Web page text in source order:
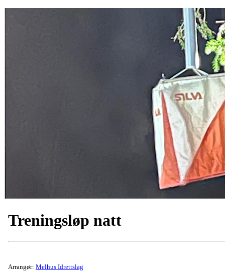
Treningsløp natt
Arrangør: Melhus Idrettslag